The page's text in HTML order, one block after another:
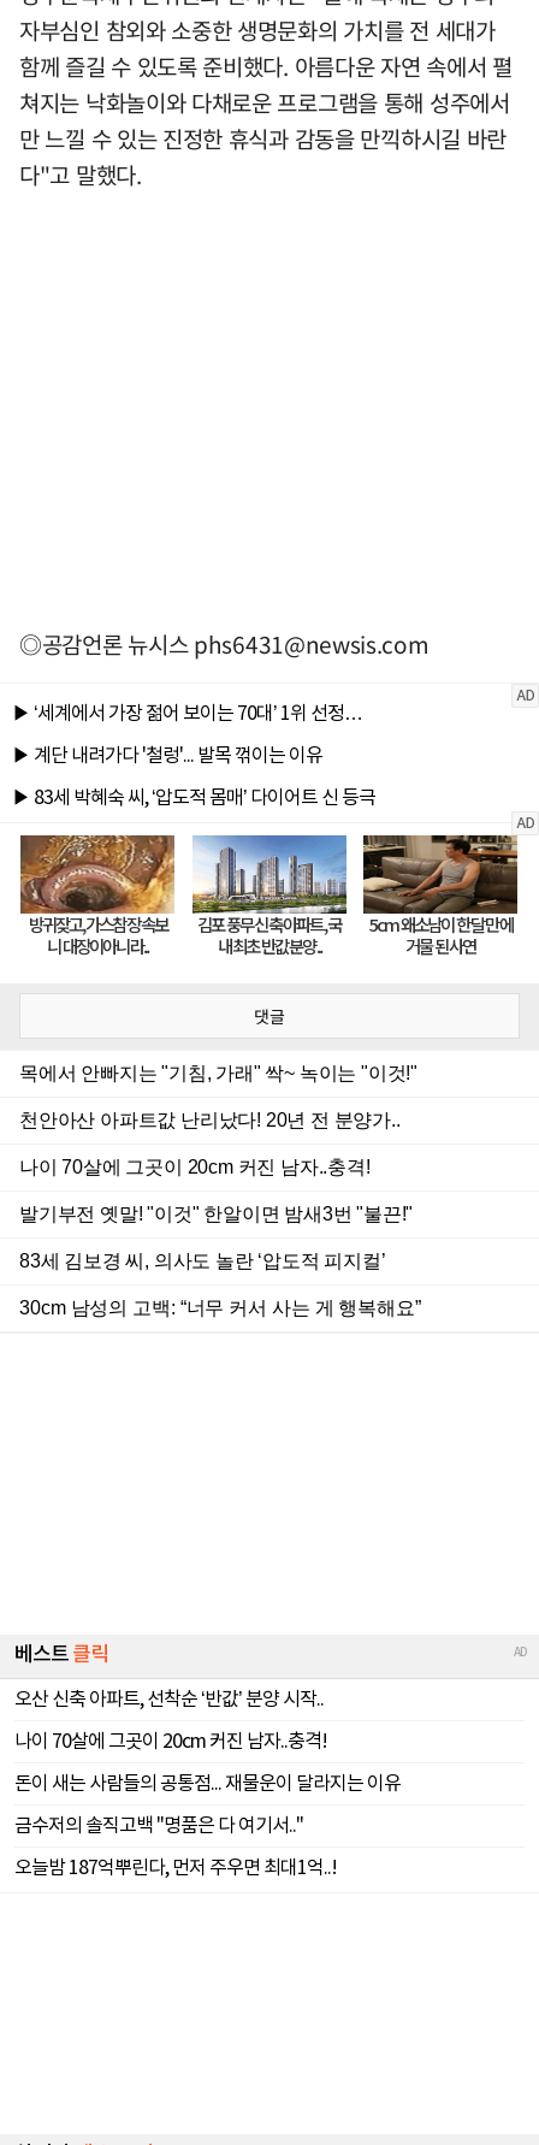
자부심인 참외와 소중한 생명문화의 가치를 전 세대가
함께 즐길 수 있도록 준비했다. 아름다운 자연 속에서 펼
쳐지는 낙화놀이와 다채로운 프로그램을 통해 성주에서
만 느낄 수 있는 진정한 휴식과 감동을 만끽하시길 바란
다"고 말했다.
◎공감언론 뉴시스phs6431@newsis.com
댓글